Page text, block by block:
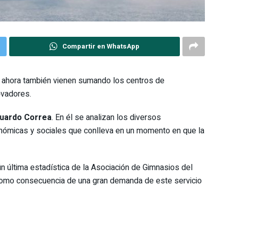
Compartir en WhatsApp
también vienen sumando los centros de
Correa. En él se analizan los diversos
y sociales que conlleva en un momento en que la
última estadística de la Asociación de Gimnasios del
consecuencia de una gran demanda de este servicio